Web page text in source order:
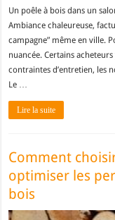
Un poêle à bois dans un
Ambiance chaleureuse,
campagne” même en ville.
nuancée. Certains
contraintes d’entretien, les
Le …
Lire la suite
Comment
optimiser les
bois